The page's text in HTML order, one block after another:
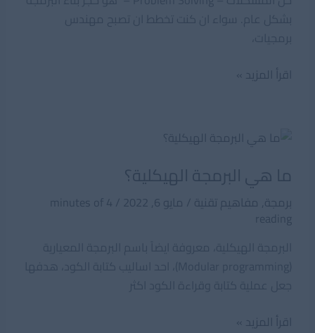
تعليم
المشكلات
اقرأ المزيد »
ما هي البرمجة الهيكلية؟
برمجة, مفاهيم تقنية / مايو 6, 2022 /
4 minutes of
reading
ما
اقرأ المزيد »